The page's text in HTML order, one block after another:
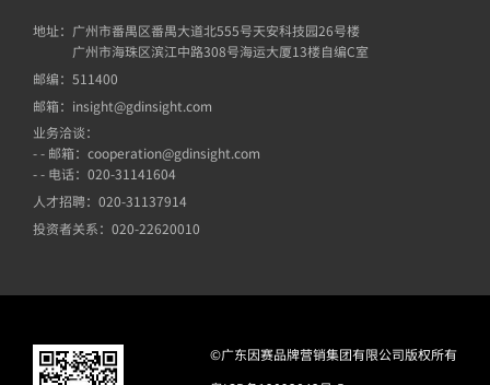
地址： 广州市番禺区番禺大道北555号天安科技园26号楼
广州市海珠区滨江中路308号海运大厦13楼自编C室
邮编： 511400
邮箱： insight@gdinsight.com
业务洽谈：
- - 邮箱：cooperation@gdinsight.com
- - 电话：020-31141604
人才招聘： 020-31137914
投资者关系： 020-22620010
©广东因赛品牌营销集团有限公司版权所有